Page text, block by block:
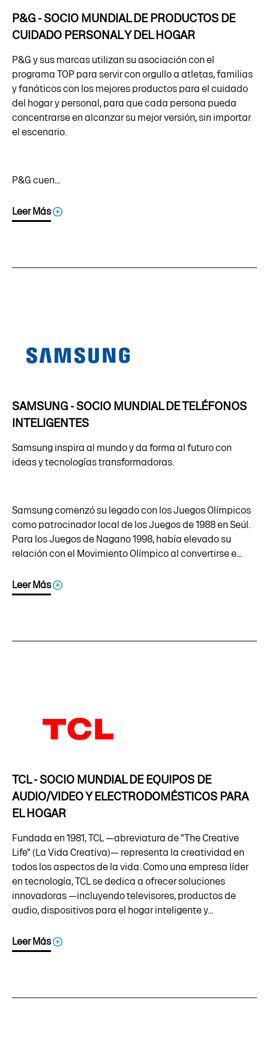
P&G - SOCIO MUNDIAL DE PRODUCTOS DE
CUIDADO PERSONAL Y DEL HOGAR
P&G y sus marcas utilizan su asociación con el
programa TOP para servir con orgullo a atletas, familias
y fanáticos con los mejores productos para el cuidado
del hogar y personal, para que cada persona pueda
concentrarse en alcanzar su mejor versión, sin importar
el escenario.
P&G cuen...
Leer Más
SAMSUNG - SOCIO MUNDIAL DE TELÉFONOS
INTELIGENTES
Samsung inspira al mundo y da forma al futuro con
ideas y tecnologías transformadoras.
Samsung comenzó su legado con los Juegos Olímpicos
como patrocinador local de los Juegos de 1988 en Seúl.
Para los Juegos de Nagano 1998, había elevado su
relación con el Movimiento Olímpico al convertirse e...
Leer Más
TCL - SOCIO MUNDIAL DE EQUIPOS DE
AUDIO/VIDEO Y ELECTRODOMÉSTICOS PARA
EL HOGAR
Fundada en 1981, TCL —abreviatura de "The Creative
Life" (La Vida Creativa)— representa la creatividad en
todos los aspectos de la vida. Como una empresa líder
en tecnología, TCL se dedica a ofrecer soluciones
innovadoras —incluyendo televisores, productos de
audio, dispositivos para el hogar inteligente y...
Leer Más